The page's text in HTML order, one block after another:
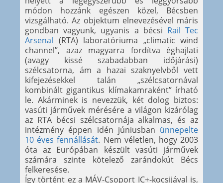
módon hozzánk egészen közel, Bécsben
vizsgálható. Az objektum elnevezésével máris
gondban vagyunk, ugyanis a bécsi Rail Tec
Arsenal (RTA) laboratóriuma „climatic wind
channel”, azaz magyarra fordítva éghajlati
(avagy kissé szabadabban időjárási)
szélcsatorna, ám a hazai szaknyelvből vett
kifejezésekkel talán „szélcsatornával
kombinált gigantikus klímakamraként” írható
le. Akárminek is nevezzük, két dolog biztos:
vasúti járművek mérésére a világon kizárólag
az RTA bécsi szélcsatornája alkalmas, és az
intézmény éppen idén júniusban ünnepelte
10 éves fennállását. Nem véletlen, hogy 2003
óta az Európában készült vasúti járművek
számára szinte kötelező zarándokút Bécs
felkeresése.
Így történt ez a MÁV-Csoport IC+-kocsijával is,